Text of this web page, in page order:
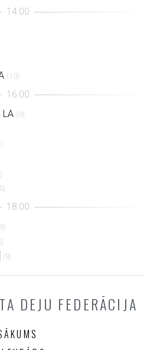
(10)
LA (9)
(9)
DEJU FEDERĀCIJA